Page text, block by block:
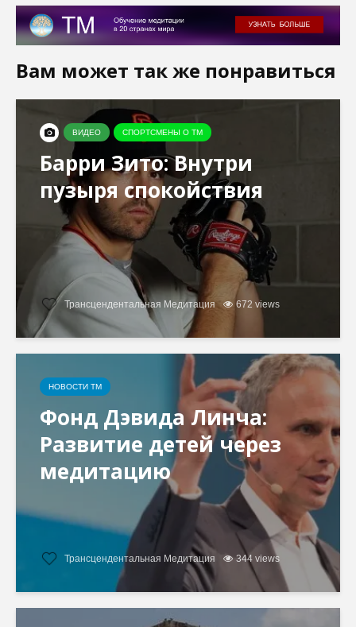
Вам может так же понравиться
ВИДЕО СПОРТСМЕНЫ О ТМ
Барри Зито: Внутри
пузыря спокойствия
Трансцендентальная Медитация 672 views
НОВОСТИ ТМ
Фонд Дэвида Линча:
Развитие детей через
медитацию
Трансцендентальная Медитация 344 views